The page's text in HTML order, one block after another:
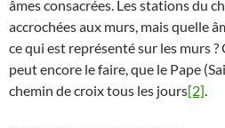
âmes consacrées. Les stations du
accrochées aux murs, mais quelle
ce qui est représenté sur les murs ?
peut encore le faire, que le Pape
chemin de croix tous les jours[2].